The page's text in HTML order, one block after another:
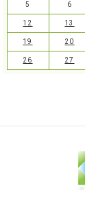
5 6
12 13
19 20
26 27